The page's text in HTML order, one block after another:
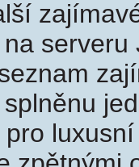
serveru